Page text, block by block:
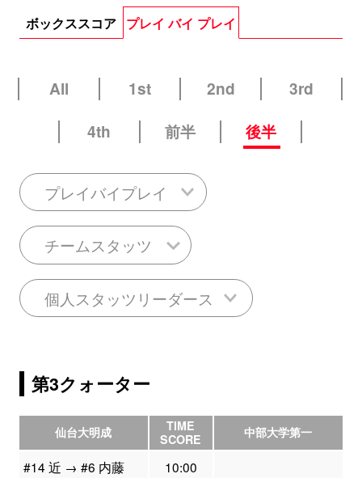
ボックススコア プレイ バイ プレイ
All 1st 2nd
3rd
4th
前半 後半
プレイバイプレイ
チームスタッツ
個人スタッツリーダース
第3クォーター
仙台大明成
TIME
SCORE
中部大学第一
#14 近 → #6 内藤
10:00